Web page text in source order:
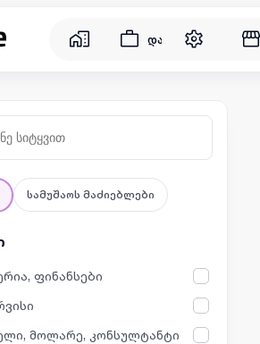
დასაქმება
სამუშაოს მაძიებლები
ფინანსები
მოლარე, კონსულტანტი